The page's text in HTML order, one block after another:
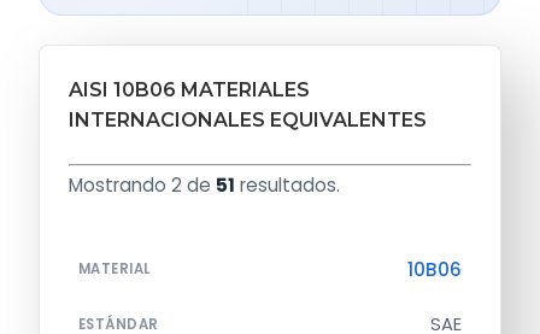
AISI 10B06 MATERIALES
INTERNACIONALES EQUIVALENTES
Mostrando 2 de 51 resultados.
MATERIAL 10B06
ESTÁNDAR SAE